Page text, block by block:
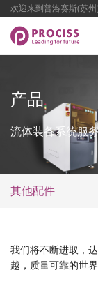
欢迎来到普洛赛斯(苏
产品
流体装备系统服
其他配件
我们将不断进取，
越，质量可靠的世